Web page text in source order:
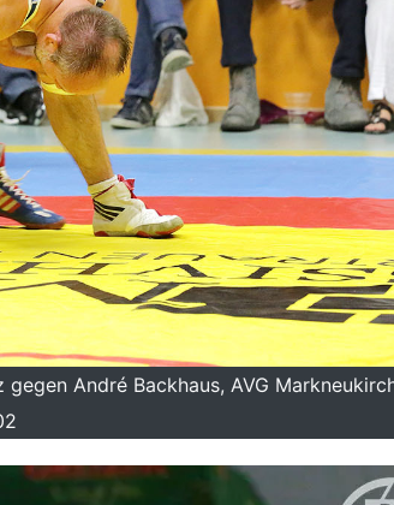
André Backhaus, AVG